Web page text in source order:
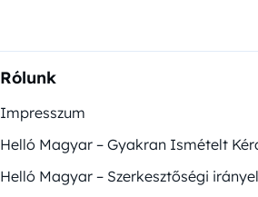
Rólunk
Impresszum
Helló Magyar – Gyakran Ismételt
Helló Magyar – Szerkesztőségi